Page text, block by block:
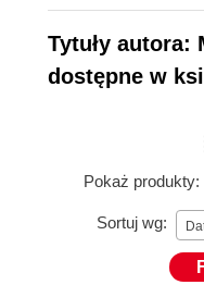
Tytuły autora:
dostępne w
Pokaż produkty:
Sortuj wg: